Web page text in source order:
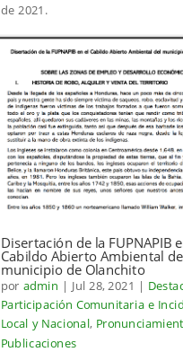
de 2021.
Disertación de la FUPNAPIB
Cabildo Abierto Ambiental
municipio de Olanchito
por admin | Jul 28, 2021 |
Participación Comunitaria e
Local y Nacional,
Publicaciones